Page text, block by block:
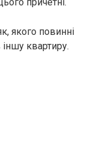
якого повинні
квартиру.